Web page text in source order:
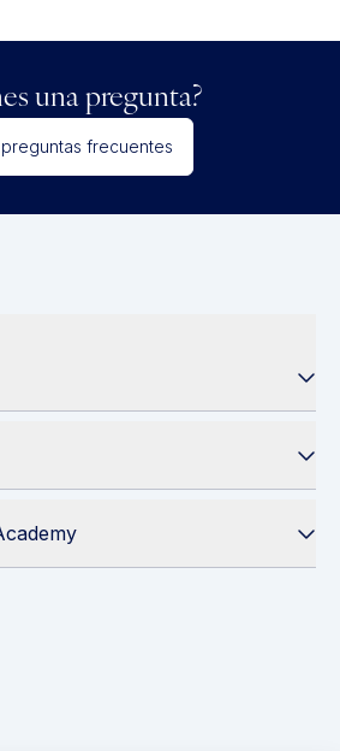
una pregunta?
frecuentes